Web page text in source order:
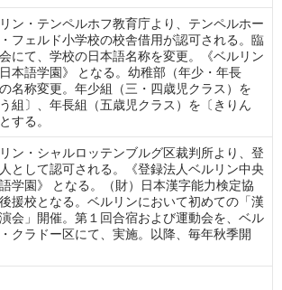
ン・テンペルホフ教育庁より、テンペルホー
フェルド小学校の校舎借用が認可される。臨
にて、学校の日本語名称を変更。《ベルリン
本語学園》 となる。幼稚部（年少・年長
名称変更。年少組（三・四歳児クラス）を
う組〕、年長組（五歳児クラス）を〔きりん
する。
ン・シャルロッテンブルグ区裁判所より、登
として認可される。《登録法人ベルリン中央
学園》 となる。（財）日本漢字能力検定協
援校となる。ベルリンにおいて初めての「漢
会」開催。第１回合宿および運動会を、ベル
クラドー区にて、実施。以降、毎年秋季開